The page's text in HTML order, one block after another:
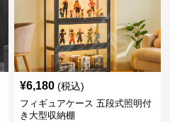
¥6,180 (税込)
フィギュアケース 五段式照明付
き大型収納棚